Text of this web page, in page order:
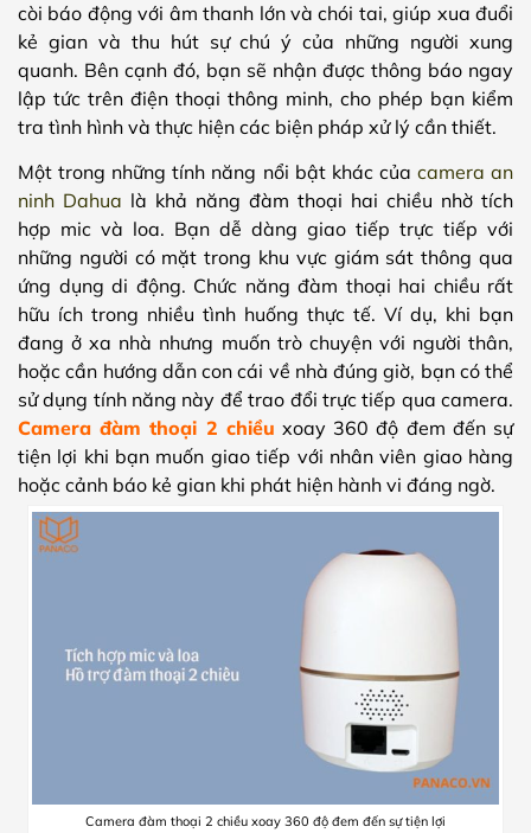
còi báo động với âm thanh lớn và chói tai, giúp xua đuổi
kẻ gian và thu hút sự chú ý của những người xung
quanh. Bên cạnh đó, bạn sẽ nhận được thông báo ngay
lập tức trên điện thoại thông minh, cho phép bạn kiểm
tra tình hình và thực hiện các biện pháp xử lý cần thiết.
Một trong những tính năng nổi bật khác của camera an
ninh Dahua là khả năng đàm thoại hai chiều nhờ tích
hợp mic và loa. Bạn dễ dàng giao tiếp trực tiếp với
những người có mặt trong khu vực giám sát thông qua
ứng dụng di động. Chức năng đàm thoại hai chiều rất
hữu ích trong nhiều tình huống thực tế. Ví dụ, khi bạn
đang ở xa nhà nhưng muốn trò chuyện với người thân,
hoặc cần hướng dẫn con cái về nhà đúng giờ, bạn có thể
sử dụng tính năng này để trao đổi trực tiếp qua camera.
Camera đàm thoại 2 chiều xoay 360 độ đem đến sự
tiện lợi khi bạn muốn giao tiếp với nhân viên giao hàng
hoặc cảnh báo kẻ gian khi phát hiện hành vi đáng ngờ.
Camera đàm thoại 2 chiều xoay 360 độ đem đến sự tiện lợi